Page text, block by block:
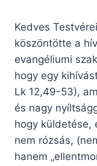
Kedves
köszöntötte a
evangéliumi
hogy egy
Lk 12,49-53),
és nagy
hogy küldetése,
nem rózsás,
hanem